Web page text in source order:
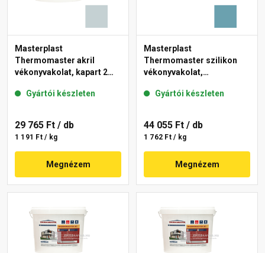
Masterplast
Thermomaster akril
vékonyvakolat, kapart 2
Gyártói készleten
29 765 Ft / db
1 191 Ft / kg
Megnézem
Masterplast
Thermomaster szilikon
vékonyvakolat,
36-C 25 kg
Gyártói készleten
44 055 Ft / db
1 762 Ft / kg
Megnézem